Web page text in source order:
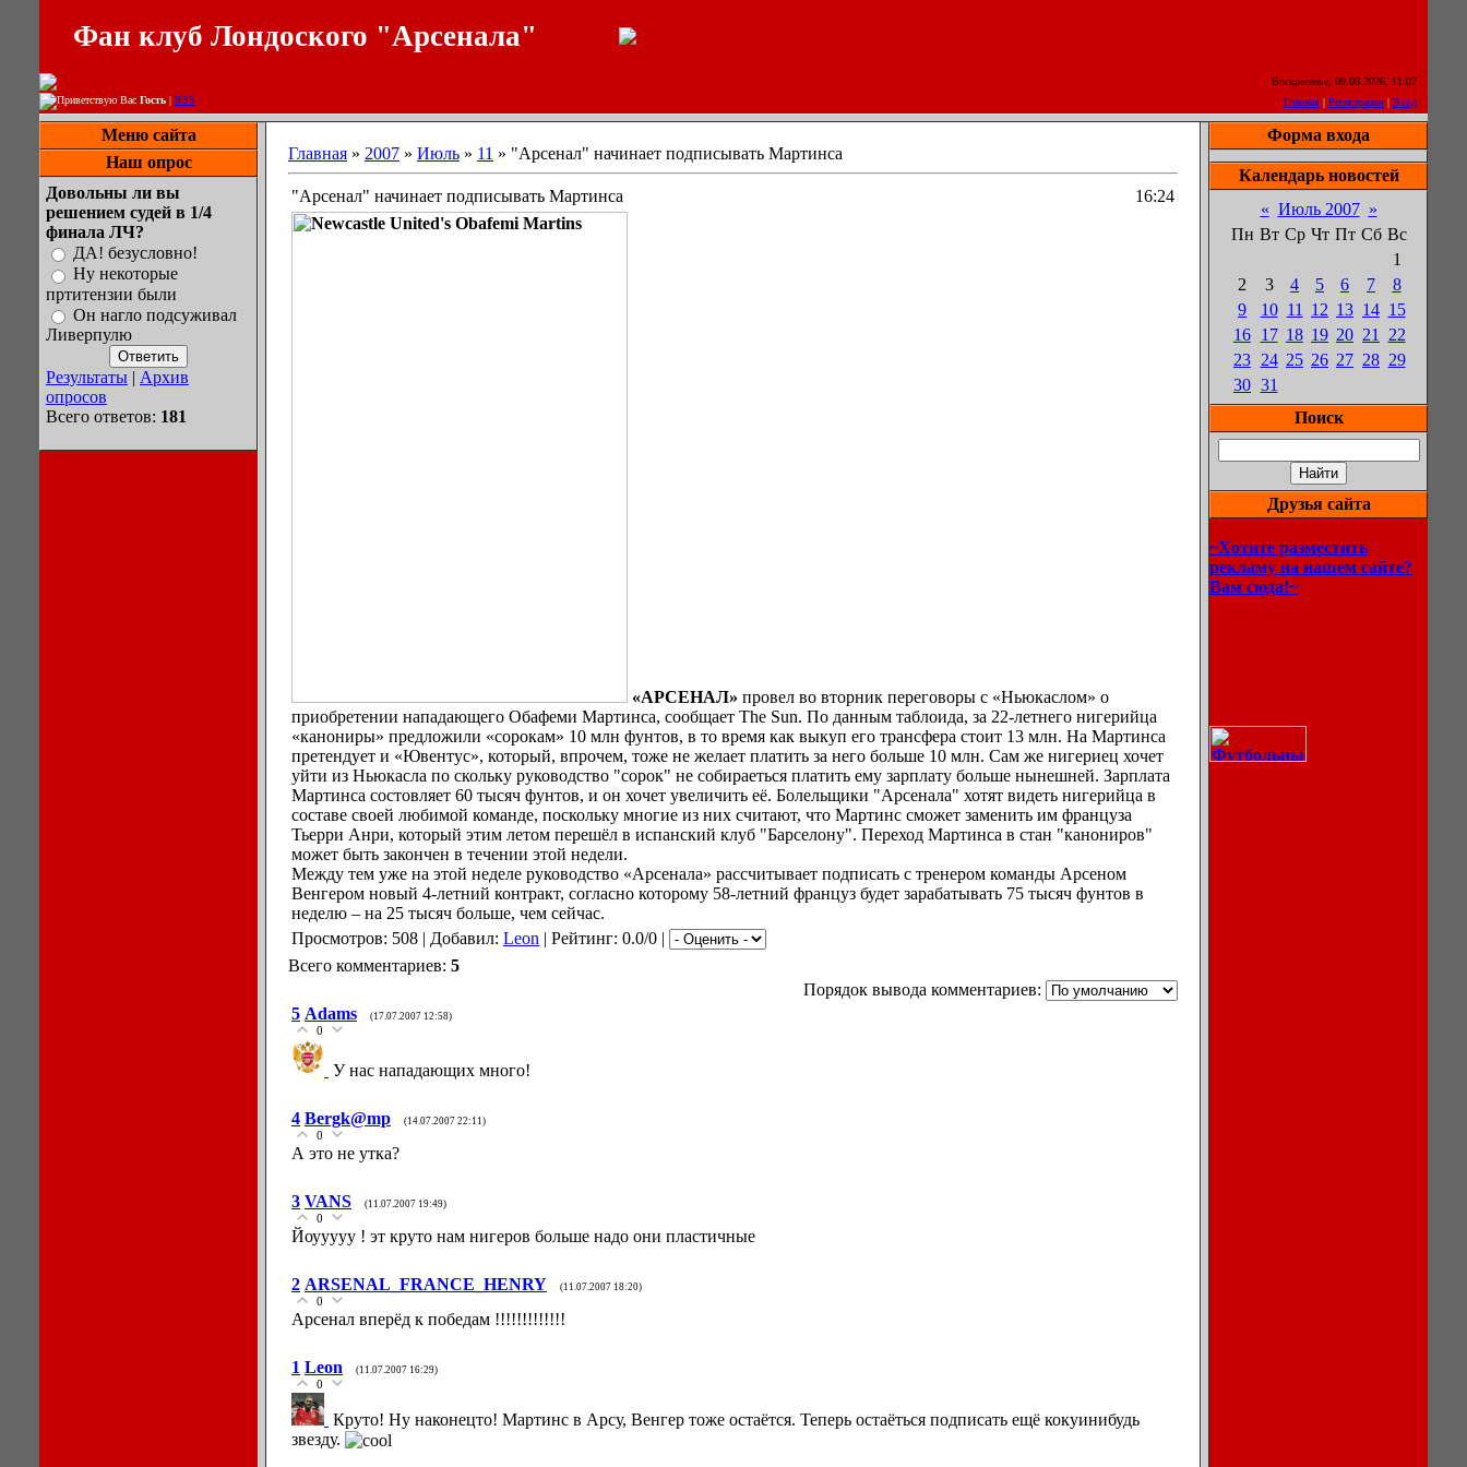
Фан клуб Лондоского "Арсенала"
Воскресенье, 09.08.2026, 11:07
Приветствую Вас Гость | RSS Главная | Регистрация | Вход
Меню сайта
Наш опрос
Довольны ли вы
решением судей в 1/4
финала ЛЧ?
ДА! безусловно!
Ну некоторые
пртитензии были
Он нагло подсуживал
Ливерпулю
Результаты | Архив
опросов
Всего ответов: 181
Главная » 2007 » Июль » 11 » "Арсенал" начинает подписывать Мартинса
"Арсенал" начинает подписывать Мартинса 16:24
«АРСЕНАЛ» провел во вторник переговоры с «Ньюкаслом» о
приобретении нападающего Обафеми Мартинса, сообщает The Sun. По данным таблоида, за 22-летнего нигерийца
«канониры» предложили «сорокам» 10 млн фунтов, в то время как выкуп его трансфера стоит 13 млн. На Мартинса
претендует и «Ювентус», который, впрочем, тоже не желает платить за него больше 10 млн. Сам же нигериец хочет
уйти из Ньюкасла по скольку руководство "сорок" не собираеться платить ему зарплату больше нынешней. Зарплата
Мартинса состовляет 60 тысяч фунтов, и он хочет увеличить её. Болельщики "Арсенала" хотят видеть нигерийца в
составе своей любимой команде, поскольку многие из них считают, что Мартинс сможет заменить им француза
Тьерри Анри, который этим летом перешёл в испанский клуб "Барселону". Переход Мартинса в стан "канониров"
может быть закончен в течении этой недели.
Между тем уже на этой неделе руководство «Арсенала» рассчитывает подписать с тренером команды Арсеном
Венгером новый 4-летний контракт, согласно которому 58-летний француз будет зарабатывать 75 тысяч фунтов в
неделю – на 25 тысяч больше, чем сейчас.
Просмотров: 508 | Добавил: Leon | Рейтинг: 0.0/0 |
Всего комментариев: 5
Порядок вывода комментариев:
5 Adams (17.07.2007 12:58)
0
У нас нападающих много!
4 Bergk@mp (14.07.2007 22:11)
0
А это не утка?
3 VANS (11.07.2007 19:49)
0
Йоууууу ! эт круто нам нигеров больше надо они пластичные
2 ARSENAL_FRANCE_HENRY (11.07.2007 18:20)
0
Арсенал вперёд к победам !!!!!!!!!!!!!
1 Leon (11.07.2007 16:29)
0
Круто! Ну наконецто! Мартинс в Арсу, Венгер тоже остаётся. Теперь остаёться подписать ещё кокуинибудь
звезду.
Форма входа
Календарь новостей
« Июль 2007 »
Пн Вт Ср Чт Пт Сб Вс
1
2
3 4 5 6 7
8
9
10 11 12 13 14 15
16 17 18 19 20 21
22
23 24 25 26 27 28 29
30 31
Поиск
Друзья сайта
~Хотите разместить
рекламу на нашем сайте?
Вам сюда!~